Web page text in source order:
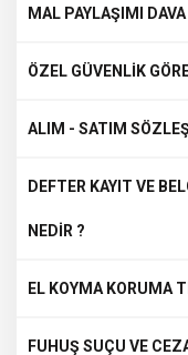
MAL PAYLAŞIMI
ÖZEL GÜVENLİK
ALIM - SATIM
DEFTER KAYIT VE
NEDİR ?
EL KOYMA KORUMA
FUHUŞ SUÇU VE